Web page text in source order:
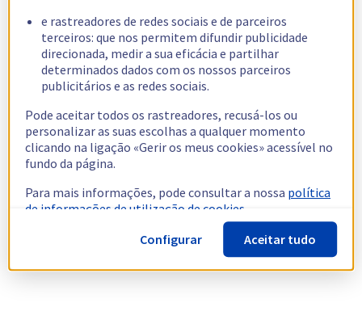
e rastreadores de redes sociais e de parceiros
terceiros: que nos permitem difundir publicidade
direcionada, medir a sua eficácia e partilhar
determinados dados com os nossos parceiros
publicitários e as redes sociais.
Pode aceitar todos os rastreadores, recusá-los ou
personalizar as suas escolhas a qualquer momento
clicando na ligação «Gerir os meus cookies» acessível no
fundo da página.
Para mais informações, pode consultar a nossa política
de informações de utilização de cookies.
Configurar
Aceitar tudo